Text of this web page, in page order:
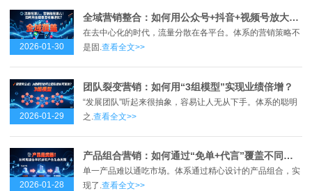
2026-01-30
全域营销整合：如何用公众号+抖音+视频号放大体系声量？
在去中心化的时代，流量分散在各平台。体系的营销策略不
是固.查看全文>>
2026-01-29
团队裂变营销：如何用“3组模型”实现业绩倍增？
“发展团队”听起来很抽象，容易让人无从下手。体系的聪明
之.查看全文>>
2026-01-28
产品组合营销：如何通过“免单+代言”覆盖不同用户群体？
单一产品难以通吃市场。体系通过精心设计的产品组合，实
现了.查看全文>>